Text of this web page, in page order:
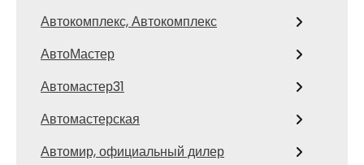
Автокомплекс, Автокомплекс
АвтоМастер
Автомастер31
Автомастерская
Автомир, официальный дилер